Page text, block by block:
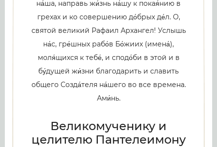
на́ша, направь жи́знь на́шу к покая́нию в
грехах и ко совершению до́брых де́л. О,
святой великий Рафаил Архангел! Услышь
на́с, гре́шных рабо́в Бо́жиих (имена́),
моля́щихся к тебе́, и сподо́би в этой и в
бу́дущей жи́зни благодарить и славить
общего Созда́теля на́шего во все времена.
Ами́нь.
Великомученику и
целителю Пантелеимону